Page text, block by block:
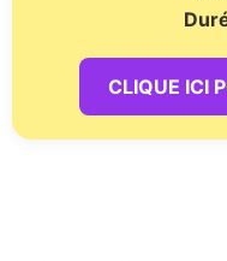
CLIQUE ICI